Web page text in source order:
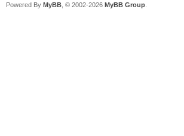
Powered By MyBB , © 2002-2026 MyBB Group